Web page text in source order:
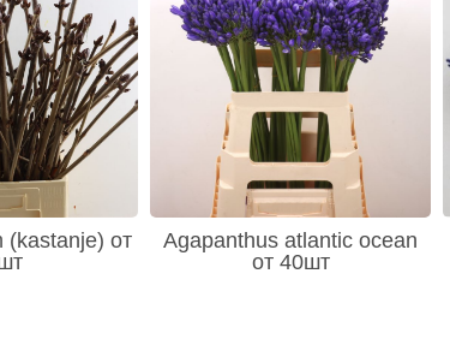
(kastanje) от
Agapanthus atlantic ocean
от 40шт